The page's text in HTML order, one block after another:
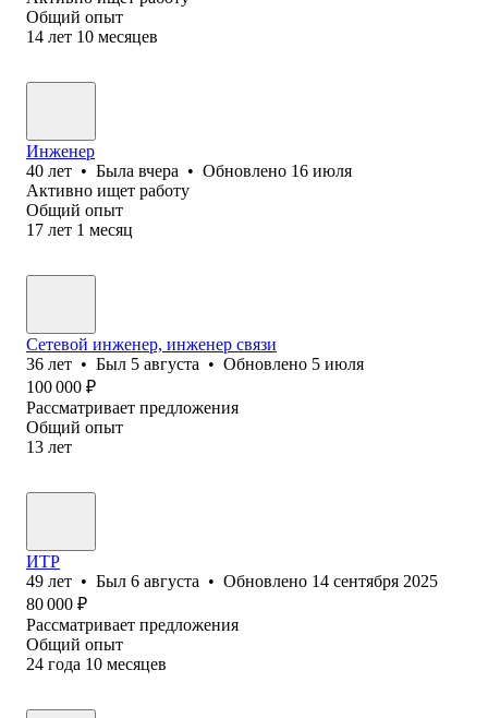
Общий опыт
14 лет 10 месяцев
Инженер
40 лет • Была вчера • Обновлено 16 июля
Активно ищет работу
Общий опыт
17 лет 1 месяц
Сетевой инженер, инженер связи
36 лет • Был 5 августа • Обновлено 5 июля
100 000 ₽
Рассматривает предложения
Общий опыт
13 лет
ИТР
49 лет • Был 6 августа • Обновлено 14 сентября 2025
80 000 ₽
Рассматривает предложения
Общий опыт
24 года 10 месяцев